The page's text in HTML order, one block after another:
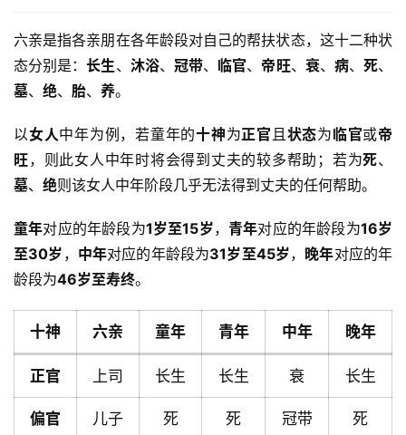
六亲是指各亲朋在各年龄段对自己的帮扶状态，这十二种状
态分别是：长生、 沐浴、 冠带、 临官、 帝旺、 衰、 病、死、
墓、 绝、 胎、 养。
以女人中年为例，若童年的十神为正官且状态为临官或帝
旺，则此女人中年时将会得到丈夫的较多帮助；若为死、
墓、 绝则该女人中年阶段几乎无法得到丈夫的任何帮助。
童年对应的年龄段为1岁至15岁，青年对应的年龄段为16岁
至30岁 ， 中年对应的年龄段为31岁至45岁， 晚年对应的年
龄段为46岁至寿终。
十神 六亲 童年 青年 中年 晚年
正官 上司 长生 长生 衰 长生
偏官 儿子 死 死 冠带 死